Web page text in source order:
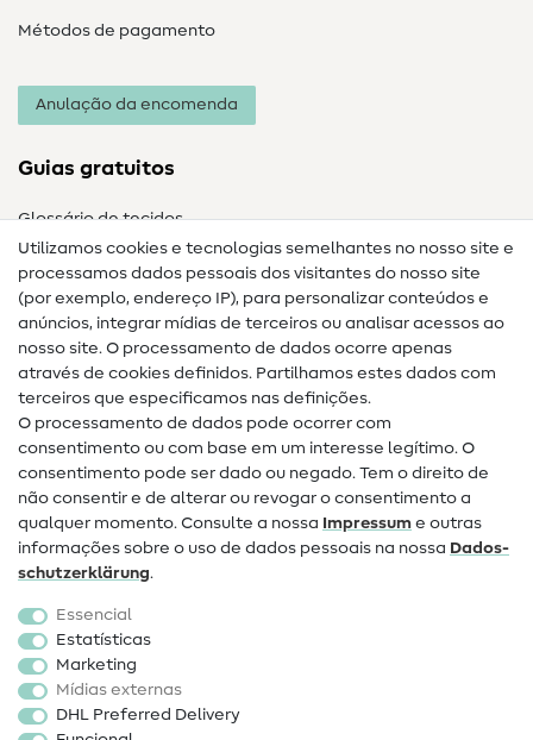
Métodos de pagamento
Anulação da encomenda
Guias gratuitos
Glossário de tecidos
Guias de costura
Ajuda e contacto
Contacto
Mudança de proprietário
Perguntas frequentes (FAQ)
Direito de cancelamento
Popular
Tecidos
Acessórios de costura
Promoção
Utilizamos cookies e tecnologias semelhantes no nosso site e
processamos dados pessoais dos visitantes do nosso site
(por exemplo, endereço IP), para personalizar conteúdos e
anúncios, integrar mídias de terceiros ou analisar acessos ao
nosso site. O processamento de dados ocorre apenas
através de cookies definidos. Partilhamos estes dados com
terceiros que especificamos nas definições.
O processamento de dados pode ocorrer com
consentimento ou com base em um interesse legítimo. O
consentimento pode ser dado ou negado. Tem o direito de
não consentir e de alterar ou revogar o consentimento a
qualquer momento. Consulte a nossa Impressum e outras
informações sobre o uso de dados pessoais na nossa Dados­
schutz­erklärung.
Essencial
Estatísticas
Marketing
Mídias externas
DHL Preferred Delivery